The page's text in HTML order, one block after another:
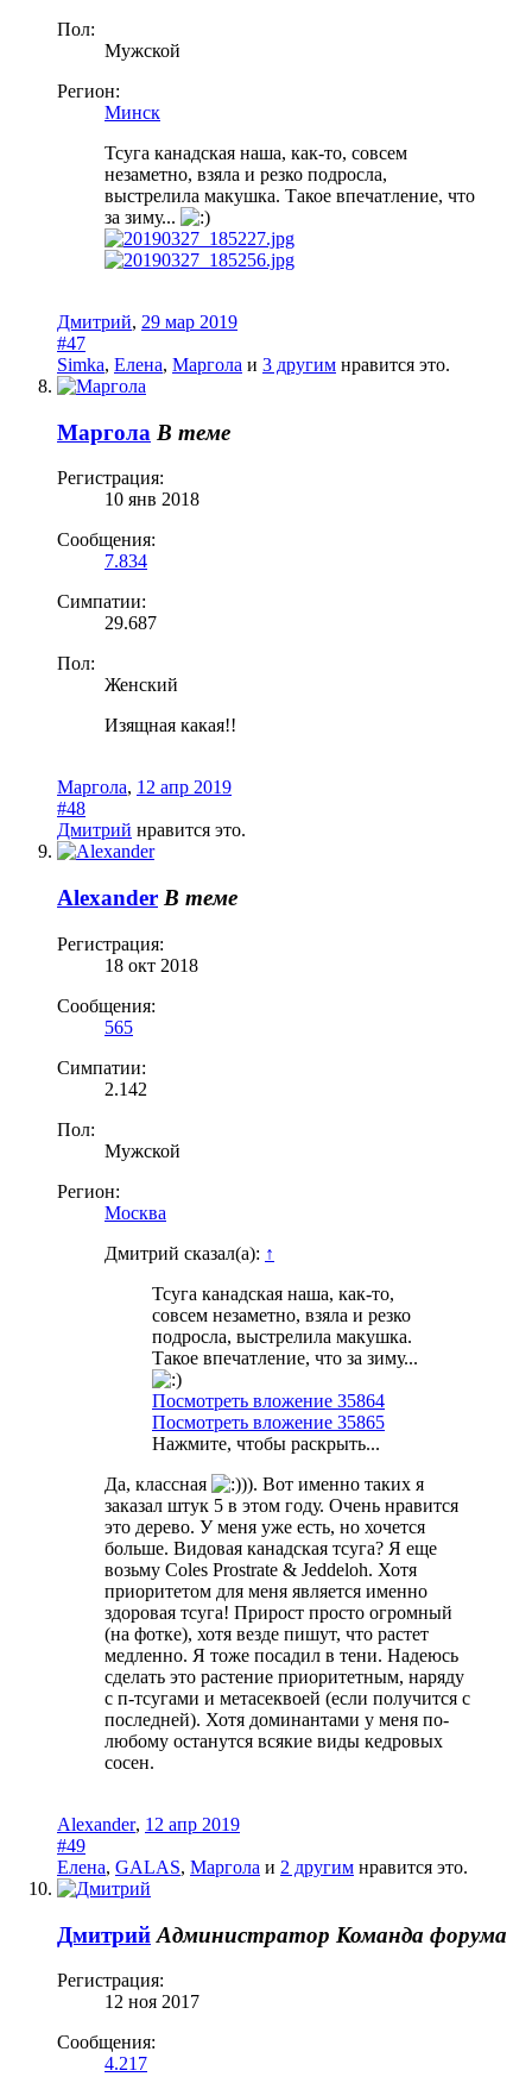
Пол:
Мужской
Регион:
Минск
Тсуга канадская наша, как-то, совсем
незаметно, взяла и резко подросла,
выстрелила макушка. Такое впечатление, что
за зиму...
Дмитрий, 29 мар 2019
#47
Simka, Елена, Маргола и 3 другим нравится это.
Маргола В теме
Регистрация:
10 янв 2018
Сообщения:
7.834
Симпатии:
29.687
Пол:
Женский
Изящная какая!!
Маргола, 12 апр 2019
#48
Дмитрий нравится это.
Alexander В теме
Регистрация:
18 окт 2018
Сообщения:
565
Симпатии:
2.142
Пол:
Мужской
Регион:
Москва
Дмитрий сказал(а): ↑
Тсуга канадская наша, как-то,
совсем незаметно, взяла и резко
подросла, выстрелила макушка.
Такое впечатление, что за зиму...
Посмотреть вложение 35864
Посмотреть вложение 35865
Нажмите, чтобы раскрыть...
Да, классная
)). Вот именно таких я
заказал штук 5 в этом году. Очень нравится
это дерево. У меня уже есть, но хочется
больше. Видовая канадская тсуга? Я еще
возьму Coles Prostrate & Jeddeloh. Хотя
приоритетом для меня является именно
здоровая тсуга! Прирост просто огромный
(на фотке), хотя везде пишут, что растет
медленно. Я тоже посадил в тени. Надеюсь
сделать это растение приоритетным, наряду
с п-тсугами и метасеквоей (если получится с
последней). Хотя доминантами у меня по-
любому останутся всякие виды кедровых
сосен.
Alexander, 12 апр 2019
#49
Елена, GALAS, Маргола и 2 другим нравится это.
Дмитрий Администратор Команда форума
Регистрация:
12 ноя 2017
Сообщения:
4.217